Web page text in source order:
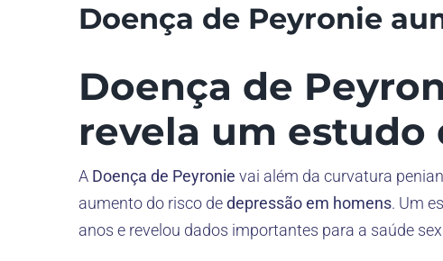
Doença de Peyronie
Doença de
revela um estudo
A Doença de Peyronie vai além da curvatura
aumento do risco dedepressão em homens. Um
anos e revelou dados importantes para a saúde